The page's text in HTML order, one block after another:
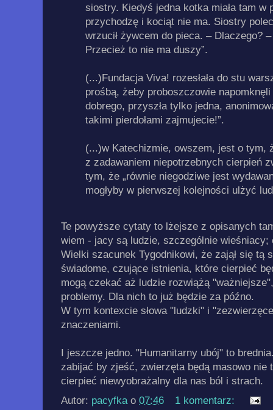
siostry. Kiedyś jedna kotka miała tam w
przychodzę i kociąt nie ma. Siostry
wrzucił żywcem do pieca. – Dlaczego?
Przecież to nie ma duszy”.
(...)Fundacja Viva! rozesłała do stu
prośbą, żeby proboszczowie
dobrego, przyszła tylko jedna,
takimi pierdołami zajmujecie!”.
(...)w Katechizmie, owszem, jest o tym,
z zadawaniem niepotrzebnych cierpień
tym, że „równie niegodziwe jest
mogłyby w pierwszej kolejności ulżyć
Te powyższe cytaty to lżejsze z opisanych
wiem - jacy są ludzie, szczególnie
Wielki szacunek Tygodnikowi, że zajął się tą
świadome, czujące istnienia, które cierpieć
mogą czekać aż ludzie rozwiążą
problemy. Dla nich to już będzie za późno.
W tym kontexcie słowa "ludzki" i
znaczeniami.
I jeszcze jedno. "Humanitarny ubój" to
zabijać by zjeść, zwierzęta będą masowo nie
cierpieć niewyobrażalny dla nas ból i strach.
Autor: pacyfka o 07:46
1 komentarz: